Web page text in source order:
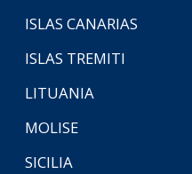
ISLAS CANARIAS
ISLAS TREMITI
LITUANIA
MOLISE
SICILIA